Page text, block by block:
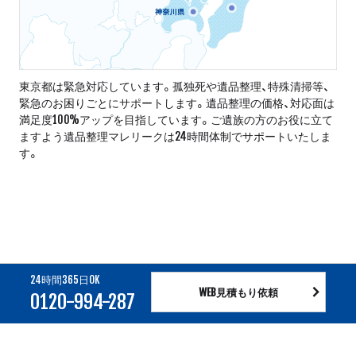
東京都は緊急対応しています。孤独死や遺品整理、特殊清掃等、
緊急のお困りごとにサポートします。遺品整理の価格、対応面は
満足度100%アップを目指しています。ご遺族の方のお役に立て
ますよう遺品整理マレリークは24時間体制でサポートいたしま
す。
24時間365日OK
0120-994-287 WEB見積もり依頼